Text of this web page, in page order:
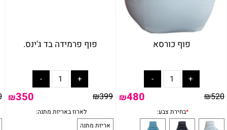
פוף פרמידה בד ג'ינס.
₪399
₪350
פוף כורסא
₪520
₪480